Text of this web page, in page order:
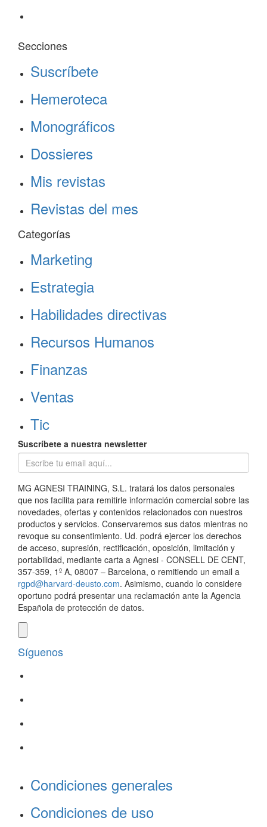
Secciones
Suscríbete
Hemeroteca
Monográficos
Dossieres
Mis revistas
Revistas del mes
Categorías
Marketing
Estrategia
Habilidades directivas
Recursos Humanos
Finanzas
Ventas
Tic
Suscríbete a nuestra newsletter
MG AGNESI TRAINING, S.L. tratará los datos personales
que nos facilita para remitirle información comercial sobre las
novedades, ofertas y contenidos relacionados con nuestros
productos y servicios. Conservaremos sus datos mientras no
revoque su consentimiento. Ud. podrá ejercer los derechos
de acceso, supresión, rectificación, oposición, limitación y
portabilidad, mediante carta a Agnesi - CONSELL DE CENT,
357-359, 1º A, 08007 – Barcelona, o remitiendo un email a
rgpd@harvard-deusto.com. Asimismo, cuando lo considere
oportuno podrá presentar una reclamación ante la Agencia
Española de protección de datos.
Síguenos
Condiciones generales
Condiciones de uso